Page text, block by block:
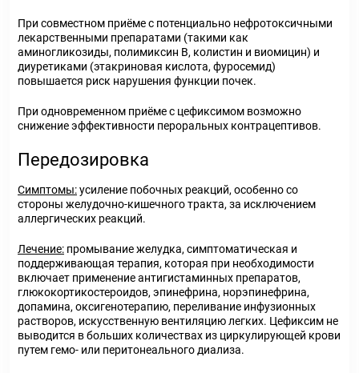
При совместном приёме с потенциально нефротоксичными
лекарственными препаратами (такими как
аминогликозиды, полимиксин В, колистин и виомицин) и
диуретиками (этакриновая кислота, фуросемид)
повышается риск нарушения функции почек.
При одновременном приёме с цефиксимом возможно
снижение эффективности пероральных контрацептивов.
Передозировка
Симптомы:усиление побочных реакций, особенно со
стороны желудочно-кишечного тракта, за исключением
аллергических реакций.
Лечение: промывание желудка, симптоматическая и
поддерживающая терапия, которая при необходимости
включает применение антигистаминных препаратов,
глюкокортикостероидов, эпинефрина, норэпинефрина,
допамина, оксигенотерапию, переливание инфузионных
растворов, искусственную вентиляцию легких. Цефиксим не
выводится в больших количествах из циркулирующей крови
путем гемо- или перитонеального диализа.